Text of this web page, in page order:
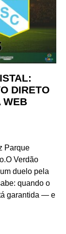
DIRETO
WEB
Parque
Verdão
duelo pela
quando o
garantida — e